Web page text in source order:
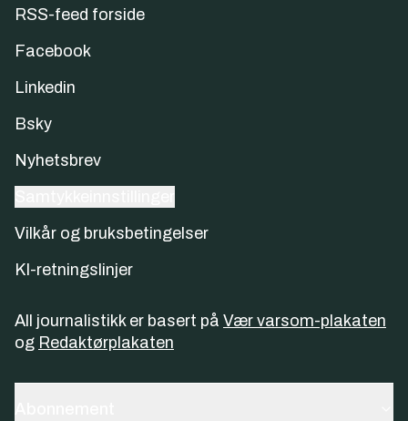
RSS-feed forside
Facebook
Linkedin
Bsky
Nyhetsbrev
Vilkår og bruksbetingelser
KI-retningslinjer
All journalistikk er basert på Vær varsom-plakaten
og Redaktørplakaten